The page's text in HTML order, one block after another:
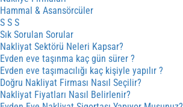
Hammal & Asansörcüler
S S S
Sık Sorulan Sorular
Nakliyat Sektörü Neleri Kapsar?
Evden eve taşınma kaç gün sürer ?
Evden eve taşımacılığı kaç kişiyle yapılır ?
Doğru Nakliyat Firması Nasıl Seçilir?
Nakliyat Fiyatları Nasıl Belirlenir?